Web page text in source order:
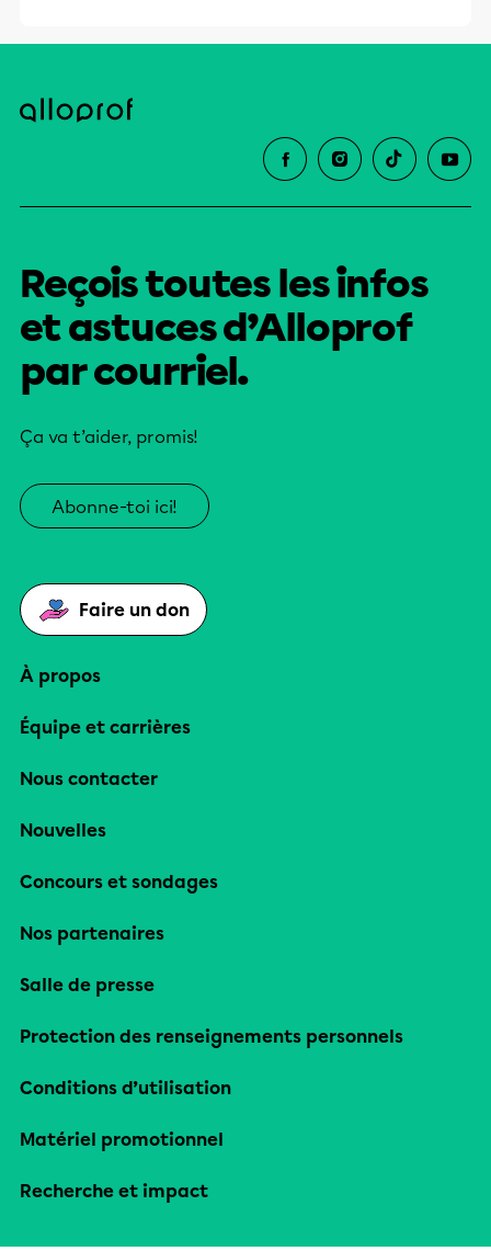
Reçois toutes les infos
et astuces d’Alloprof
par courriel.
Ça va t’aider, promis!
Abonne-toi ici!
Faire un don
À propos
Équipe et carrières
Nous contacter
Nouvelles
Concours et sondages
Nos partenaires
Salle de presse
Protection des renseignements personnels
Conditions d’utilisation
Matériel promotionnel
Recherche et impact